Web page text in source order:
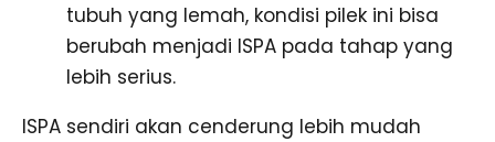
tubuh yang lemah, kondisi pilek ini bisa
berubah menjadi ISPA pada tahap yang
lebih serius.
ISPA sendiri akan cenderung lebih mudah